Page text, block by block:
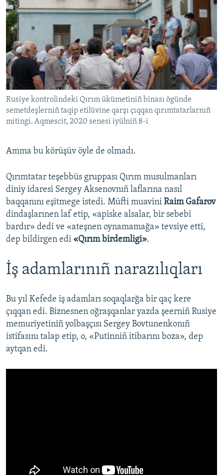
Rusiye kontrolindeki Qırım ükümetiniñ binası ögünde
semetdeşlerniñ taqip etilüvine qarşı çıqqan qırımtatarlarnıñ
mitingi. Aqmescit, 2020 senesi iyülniñ 8-i
Amma bu körüşüv öyle de olmadı.
Qırımtatar teşebbüs gruppası Qırım musulmanları
diniy idaresi Sergey Aksenovnıñ laflarına nasıl
baqqanını eşitmege istedi. Müfti muavini Raim Gafarov
dindaşlarınen laf etip, «apiske alsalar, bir sebebi
bardır» dedi ve «ateşnen oynamamağa» tevsiye etti,
dep bildirgen edi «Qırım birdemligi».
İş adamlarınıñ narazılıqları
Bu yıl Kefede iş adamları soqaqlarğa bir qaç kere
çıqqan edi. Biznesnen oğraşqanlar yazda şeerniñ Rusiye
memuriyetiniñ yolbaşçısı Sergey Bovtunenkonıñ
istifasını talap etip, o, «Putinniñ itibarını boza», dep
aytqan edi.